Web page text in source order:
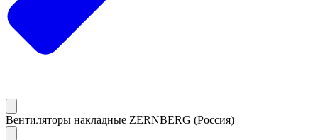
Вентиляторы накладные ZERNBERG (Россия)